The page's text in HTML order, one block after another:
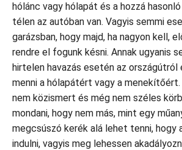
hólánc vagy hólapát és a hozzá
télen az autóban van. Vagyis semmi
garázsban, hogy majd, ha nagyon kell,
rendre el fogunk késni. Annak ugyanis
hirtelen havazás esetén az országútról
menni a hólapátért vagy a
nem közismert és még nem széles
mondani, hogy nem más, mint egy
megcsúszó kerék alá lehet tenni, hogy
indulni, vagyis meg lehessen